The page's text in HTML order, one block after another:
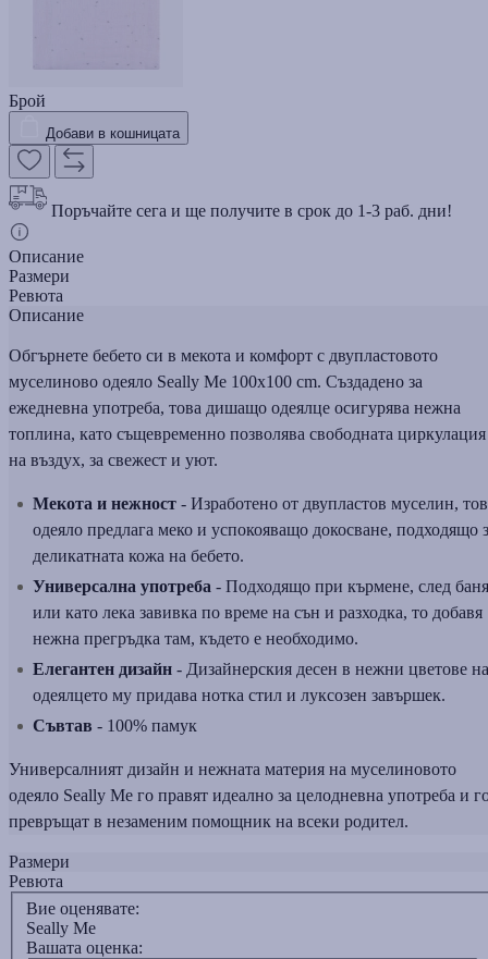
Брой
Добави в кошницата
Поръчайте сега и ще получите в срок до 1-3 раб. дни!
Описание
Размери
Ревюта
Описание
Обгърнете бебето си в мекота и комфорт с двупластовото
муселиново одеяло Seally Me 100x100 cm. Създадено за
ежедневна употреба, това дишащо одеялце осигурява нежна
топлина, като същевременно позволява свободната циркулация
на въздух, за свежест и уют.
Мекота и нежност - Изработено от двупластов муселин,
одеяло предлага меко и успокояващо докосване, подходящо
деликатната кожа на бебето.
Универсална употреба - Подходящо при кърмене, след баня
или като лека завивка по време на сън и разходка, то добавя
нежна прегръдка там, където е необходимо.
Елегантен дизайн - Дизайнерския десен в нежни цветове на
одеялцето му придава нотка стил и луксозен завършек.
Съвтав - 100% памук
Универсалният дизайн и нежната материя на муселиновото
одеяло Seally Me го правят идеално за целодневна употреба и
превръщат в незаменим помощник на всеки родител.
Размери
Ревюта
Вие оценявате:
Seally Me
Вашата оценка: